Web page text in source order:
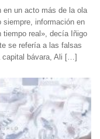
en un acto más de la ola
siempre, información en
tiempo real», decía Iñigo
se refería a las falsas
capital bávara, Ali […]